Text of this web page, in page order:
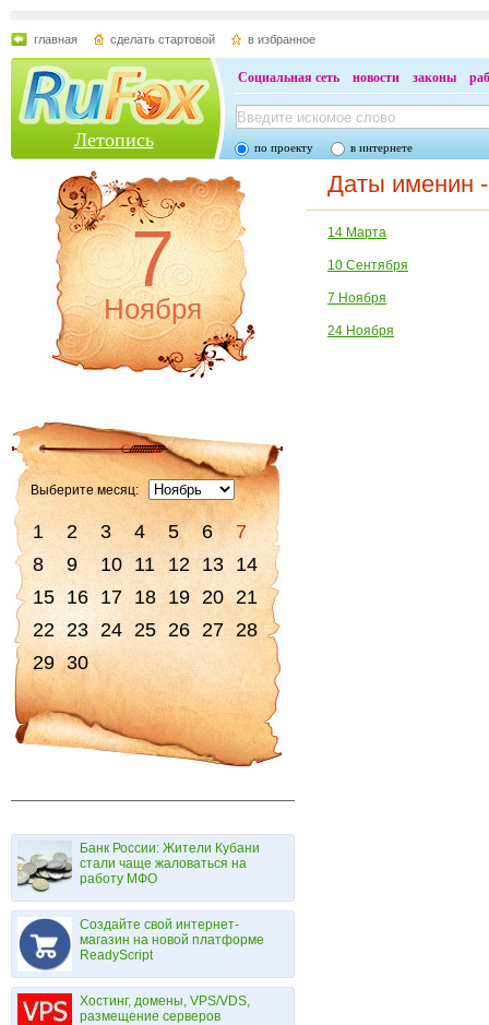
главная сделать стартовой в избранное
Летопись
Социальная сеть новости законы
по проекту в интернете
7
Ноября
Выберите месяц:
1 2 3 4 5 6
7
8
9 10 11 12 13 14
15 16 17 18 19 20 21
22 23 24 25 26 27 28
29 30
Банк России: Жители Кубани
стали чаще жаловаться на
работу МФО
Создайте свой интернет-
магазин на новой платформе
ReadyScript
Хостинг, домены, VPS/VDS,
размещение серверов
Даты именин
14 Марта
10 Сентября
7 Ноября
24 Ноября